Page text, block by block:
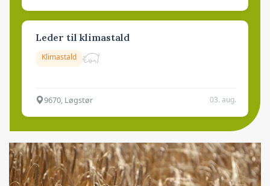
Leder til klimastald
Klimastald
9670, Løgstør 03. aug.